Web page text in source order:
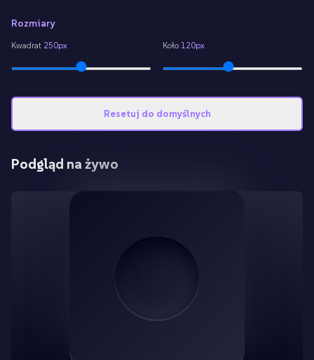
Podgląd na żywo
Rozmiary
Kwadrat 250px Koło 120px
Resetuj do domyślnych